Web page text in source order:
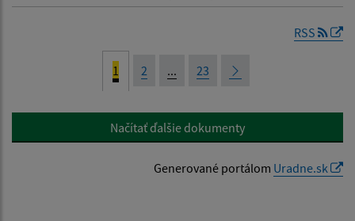
RSS
1 2 ... 23
Načítať ďalšie dokumenty
Generované portálom Uradne.sk